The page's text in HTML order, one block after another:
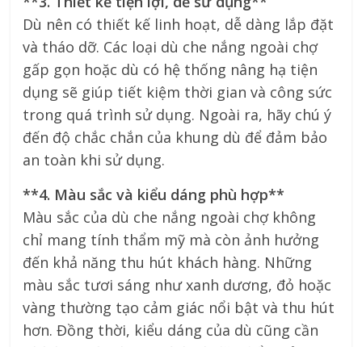
Dù nên có thiết kế linh hoạt, dễ dàng lắp đặt
và tháo dỡ. Các loại dù che nắng ngoài chợ
gấp gọn hoặc dù có hệ thống nâng hạ tiện
dụng sẽ giúp tiết kiệm thời gian và công sức
trong quá trình sử dụng. Ngoài ra, hãy chú ý
đến độ chắc chắn của khung dù để đảm bảo
an toàn khi sử dụng.
**4. Màu sắc và kiểu dáng phù hợp**
Màu sắc của dù che nắng ngoài chợ không
chỉ mang tính thẩm mỹ mà còn ảnh hưởng
đến khả năng thu hút khách hàng. Những
màu sắc tươi sáng như xanh dương, đỏ hoặc
vàng thường tạo cảm giác nổi bật và thu hút
hơn. Đồng thời, kiểu dáng của dù cũng cần